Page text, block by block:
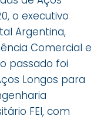
o executivo
Argentina,
Comercial e
passado foi
Longos para
FEI, com